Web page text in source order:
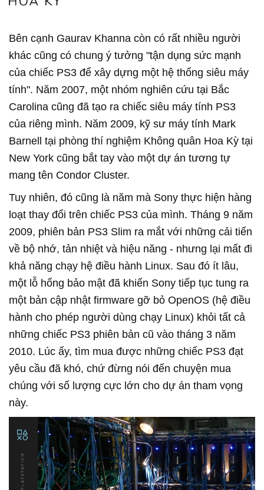
Bên cạnh Gaurav Khanna còn có rất nhiều người
khác cũng có chung ý tưởng "tận dụng sức mạnh
của chiếc PS3 để xây dựng một hệ thống siêu máy
tính". Năm 2007, một nhóm nghiên cứu tại Bắc
Carolina cũng đã tạo ra chiếc siêu máy tính PS3
của riêng mình. Năm 2009, kỹ sư máy tính Mark
Barnell tại phòng thí nghiệm Không quân Hoa Kỳ tại
New York cũng bắt tay vào một dự án tương tự
mang tên Condor Cluster.
Tuy nhiên, đó cũng là năm mà Sony thực hiện hàng
loạt thay đổi trên chiếc PS3 của mình. Tháng 9 năm
2009, phiên bản PS3 Slim ra mắt với những cải tiến
về bộ nhớ, tản nhiệt và hiệu năng - nhưng lại mất đi
khả năng chạy hệ điều hành Linux. Sau đó ít lâu,
một lỗ hổng bảo mật đã khiến Sony tiếp tục tung ra
một bản cập nhật firmware gỡ bỏ OpenOS (hệ điều
hành cho phép người dùng chạy Linux) khỏi tất cả
những chiếc PS3 phiên bản cũ vào tháng 3 năm
2010. Lúc ấy, tìm mua được những chiếc PS3 đạt
yêu cầu đã khó, chứ đừng nói đến chuyện mua
chúng với số lượng cực lớn cho dự án tham vọng
này.